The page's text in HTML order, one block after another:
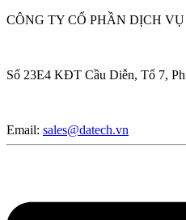
CÔNG TY CỔ PHẦN DỊCH
Số 23E4 KĐT Cầu Diễn, Tổ 7,
Email: sales@datech.vn